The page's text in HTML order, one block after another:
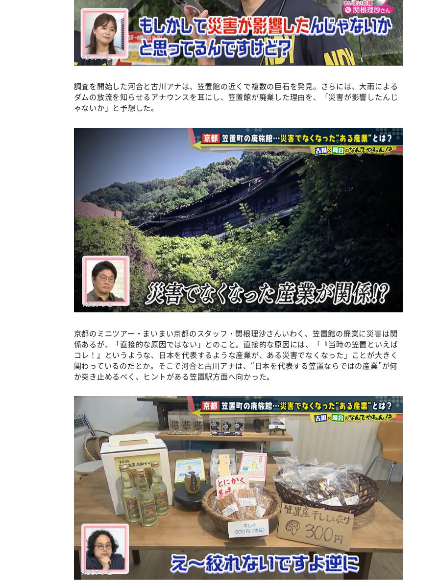
調査を開始した河合と古川アナは、笠置館の近くで複数の巨石を発見。さらには、大雨による
ダムの放流を知らせるアナウンスを耳にし、笠置館が廃業した理由を、「災害が影響したんじ
ゃないか」と予想した。
京都のミニツアー・まいまい京都のスタッフ・関根理沙さんいわく、笠置館の廃業に災害は関
係あるが、「直接的な原因ではない」とのこと。直接的な原因には、「『当時の笠置といえば
コレ！』というような、日本を代表するような産業が、ある災害でなくなった」ことが大きく
関わっているのだとか。そこで河合と古川アナは、“日本を代表する笠置ならではの産業”が何
か突き止めるべく、ヒントがある笠置駅方面へ向かった。